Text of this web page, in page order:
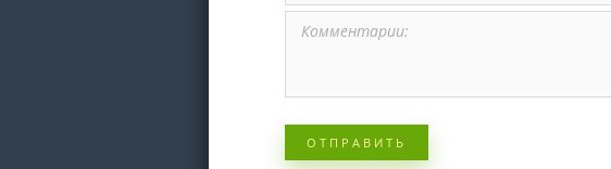
ОТПРАВИТЬ